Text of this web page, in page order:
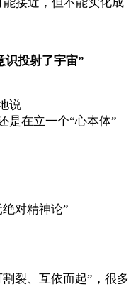
识投射了宇宙”
说
是在立一个“心本体”
对精神论”
裂、互依而起”，很多